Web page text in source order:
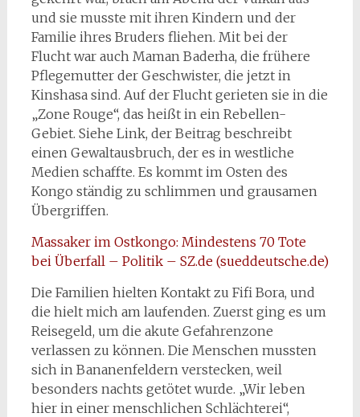
und sie musste mit ihren Kindern und der
Familie ihres Bruders fliehen. Mit bei der
Flucht war auch Maman Baderha, die frühere
Pflegemutter der Geschwister, die jetzt in
Kinshasa sind. Auf der Flucht gerieten sie in die
„Zone Rouge“, das heißt in ein Rebellen-
Gebiet. Siehe Link, der Beitrag beschreibt
einen Gewaltausbruch, der es in westliche
Medien schaffte. Es kommt im Osten des
Kongo ständig zu schlimmen und grausamen
Übergriffen.
Massaker im Ostkongo: Mindestens 70 Tote
bei Überfall – Politik – SZ.de (sueddeutsche.de)
Die Familien hielten Kontakt zu Fifi Bora, und
die hielt mich am laufenden. Zuerst ging es um
Reisegeld, um die akute Gefahrenzone
verlassen zu können. Die Menschen mussten
sich in Bananenfeldern verstecken, weil
besonders nachts getötet wurde. „Wir leben
hier in einer menschlichen Schlächterei“,